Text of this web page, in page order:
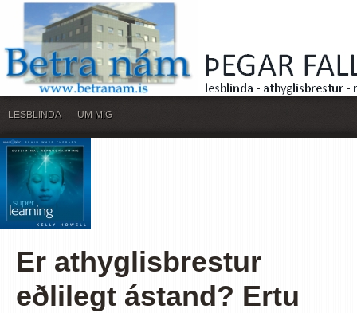
LESBLINDA UM MIG
Er athyglisbrestur
eðlilegt ástand? Ertu